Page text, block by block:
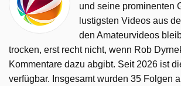
und seine prominenten
lustigsten Videos aus
den Amateurvideos
trocken, erst recht nicht, wenn Rob
Kommentare dazu abgibt. Seit 2026 ist
verfügbar. Insgesamt wurden 35 Folgen